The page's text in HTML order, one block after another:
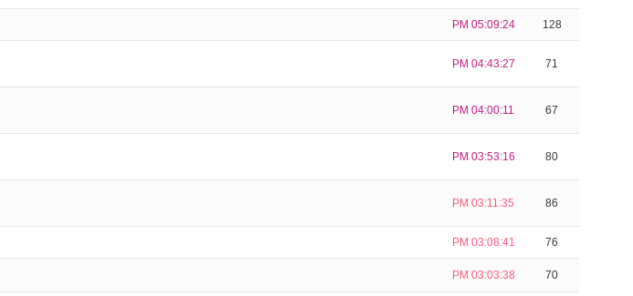
PM 05:09:24 128
PM 04:43:27 71
PM 04:00:11 67
PM 03:53:16 80
PM 03:11:35 86
PM 03:08:41 76
PM 03:03:38 70